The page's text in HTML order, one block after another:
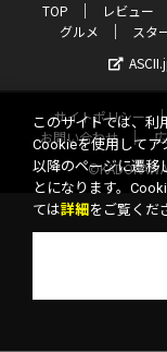
TOP レビュー
グルメ
スタ
サイトポリシー
お問い合わせ
このサイトでは、利
Cookieを使用してア
以降のページに遷移
とになります。
ては詳細 をご覧くだ